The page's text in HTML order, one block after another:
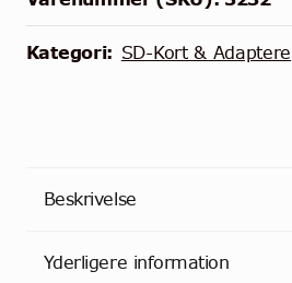
Kategori: SD-Kort & Adaptere
Beskrivelse
Yderligere information